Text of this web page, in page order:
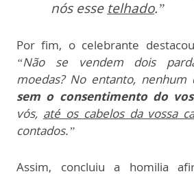
nós esse telhado.”
Por fim, o celebrante
“Não se vendem dois
moedas? No entanto, nenhum
sem o consentimento do
vós, até os cabelos da vossa
contados.”
Assim, concluiu a homilia